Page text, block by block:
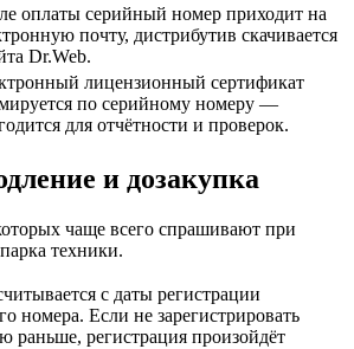
оплаты серийный номер приходит на
почту, дистрибутив скачивается
Dr.Web.
лицензионный сертификат
по серийному номеру —
для отчётности и проверок.
и дозакупка
чаще всего спрашивают при
техники.
с даты регистрации
номера. Если не зарегистрировать
раньше, регистрация произойдёт